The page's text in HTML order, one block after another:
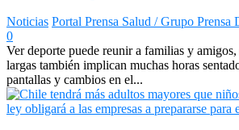
Noticias Portal Prensa Salud / Grupo Prensa
0
Ver deporte puede reunir a familias y
largas también implican muchas horas
pantallas y cambios en el...